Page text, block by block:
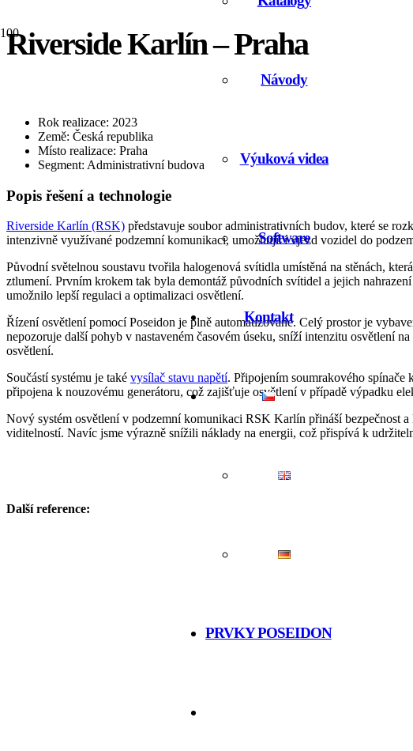
Návody
Výuková videa
Software
Kontakt
PRVKY POSEIDON
Riverside Karlín – Praha
Rok realizace: 2023
Země: Česká republika
Místo realizace: Praha
Segment: Administrativní budova
Popis řešení a technologie
Riverside Karlín (RSK) představuje soubor administrativních budov, které se
intenzivně využívané podzemní komunikaci, umožňující vjezd vozidel do
Původní světelnou soustavu tvořila halogenová svítidla umístěná na stěnách,
ztlumení. Prvním krokem tak byla demontáž původních svítidel a jejich
umožnilo lepší regulaci a optimalizaci osvětlení.
Řízení osvětlení pomocí Poseidon je plně automatizované. Celý prostor je
nepozoruje další pohyb v nastaveném časovém úseku, sníží intenzitu osvětlení
osvětlení.
Součástí systému je také vysílač stavu napětí. Připojením soumrakového
připojena k nouzovému generátoru, což zajišťuje osvětlení v případě výpadku
Nový systém osvětlení v podzemní komunikaci RSK Karlín přináší
viditelností. Navíc jsme výrazně snížili náklady na energii, což přispívá k
Další reference: